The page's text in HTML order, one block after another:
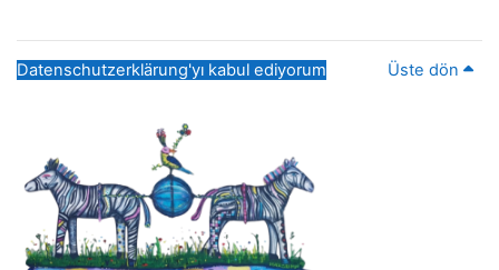
Datenschutzerklärung'yı kabul ediyorum Üste dön